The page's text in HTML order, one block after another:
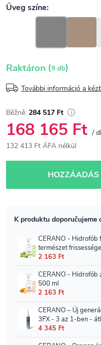
Raktáron (9 db)
További információ a
284 517 Ft
168 165 Ft /
132 413 Ft ÁFA nélkül